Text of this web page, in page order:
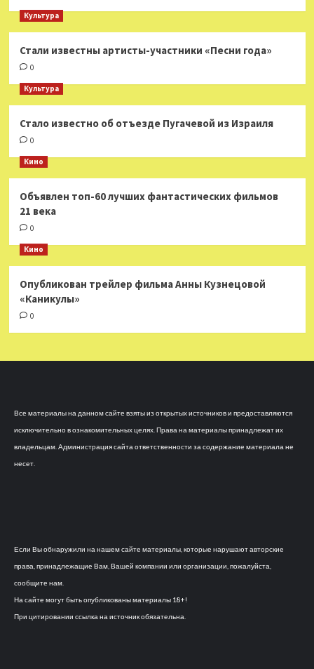
Культура
Стали известны артисты-участники «Песни года»
0
Культура
Стало известно об отъезде Пугачевой из Израиля
0
Кино
Объявлен топ-60 лучших фантастических фильмов
21 века
0
Кино
Опубликован трейлер фильма Анны Кузнецовой
«Каникулы»
0
Все материалы на данном сайте взяты из открытых источников и предоставляются
исключительно в ознакомительных целях. Права на материалы принадлежат их
владельцам. Администрация сайта ответственности за содержание материала не
несет.
Если Вы обнаружили на нашем сайте материалы, которые нарушают авторские
права, принадлежащие Вам, Вашей компании или организации, пожалуйста,
сообщите нам.
На сайте могут быть опубликованы материалы 18+!
При цитировании ссылка на источник обязательна.